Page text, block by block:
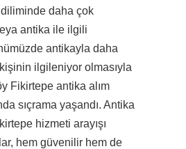
daha çok
antika ile ilgili
antikayla daha
ilgileniyor olmasıyla
Fikirtepe antika alım
sıçrama yaşandı. Antika
hizmeti arayışı
hem güvenilir hem de